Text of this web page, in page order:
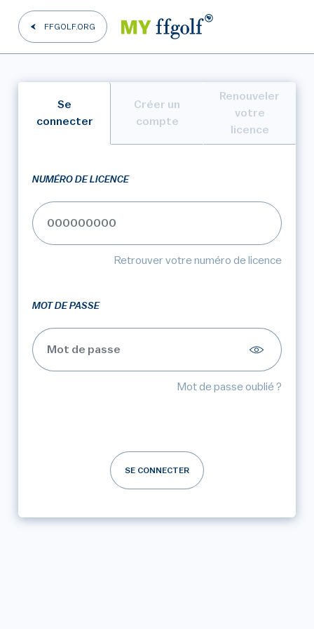
FFGOLF.ORG
Se
connecter
Créer un
compte
Renouveler
votre
licence
NUMÉRO DE LICENCE
Retrouver votre numéro de licence
MOT DE PASSE
Mot de passe oublié ?
SE CONNECTER